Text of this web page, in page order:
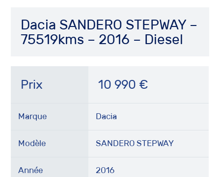
Dacia SANDERO STEPWAY –
75519kms – 2016 – Diesel
Prix 10 990 €
Marque Dacia
Modèle SANDERO STEPWAY
Année 2016